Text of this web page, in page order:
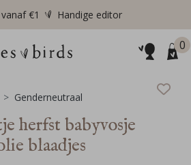
€1 Handige editor
0
Genderneutraal
herfst babyvosje
blaadjes